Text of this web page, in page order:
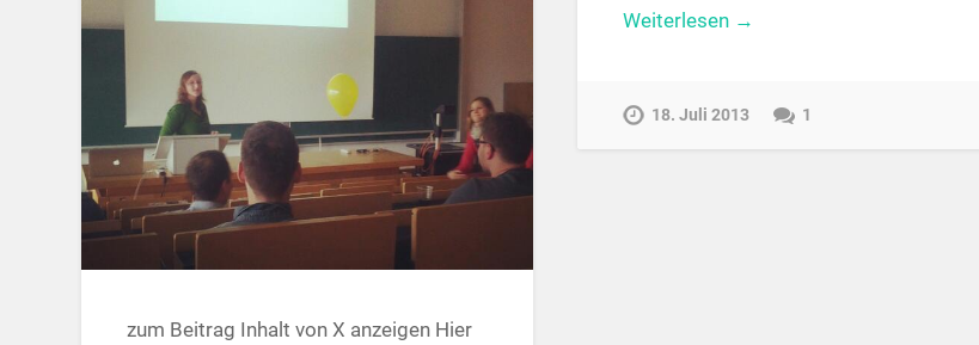
Weiterlesen →
18. Juli 2013 1
zum Beitrag Inhalt von X anzeigen Hier